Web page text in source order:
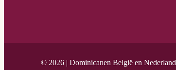
© 2026 | Dominicanen België en Nederland